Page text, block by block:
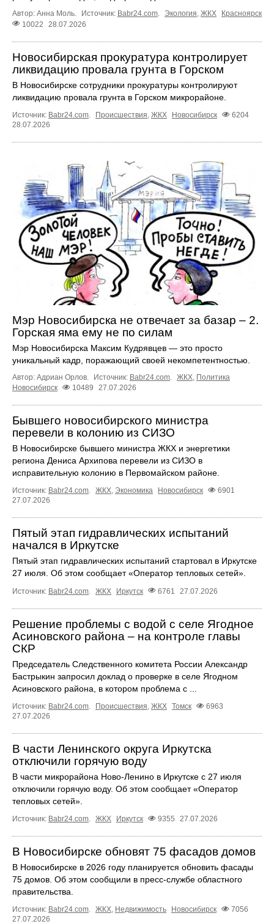
Автор: Анна Моль. Источник: Babr24.com. Экология, ЖКХ
Красноярск
10022
28.07.2026
Новосибирская прокуратура контролирует
ликвидацию провала грунта в Горском
В Новосибирске сотрудники прокуратуры контролируют
ликвидацию провала грунта в Горском микрорайоне.
Источник: Babr24.com Происшествия ЖКХ Новосибирск
6204
28.07.2026
Мэр Новосибирска не отвечает за базар – 2.
Горская яма ему не по силам
Мэр Новосибирска Максим Кудрявцев — это просто
уникальный кадр, поражающий своей некомпетентностью.
Автор: Адриан Орлов. Источник: Babr24.com. ЖКХ, Политика
Новосибирск
10489 27.07.2026
Бывшего новосибирского министра
перевели в колонию из СИЗО
В Новосибирске бывшего министра ЖКХ и энергетики
региона Дениса Архипова перевели из СИЗО в
исправительную колонию в Первомайском районе.
Источник: Babr24.com. ЖКХ, Экономика Новосибирск
6901
27.07.2026
Пятый этап гидравлических испытаний
начался в Иркутске
Пятый этап гидравлических испытаний стартовал в Иркутске
27 июля. Об этом сообщает «Оператор тепловых сетей».
Источник: Babr24.com ЖКХ Иркутск 6761 27.07.2026
Решение проблемы с водой с селе Ягодное
Асиновского района – на контроле главы
СКР
Председатель Следственного комитета России Александр
Бастрыкин запросил доклад о проверке в селе Ягодном
Асиновского района, в котором проблема с ...
Источник: Babr24.com Происшествия ЖКХ Томск
6963
27.07.2026
В части Ленинского округа Иркутска
отключили горячую воду
В части микрорайона Ново‑Ленино в Иркутске с 27 июля
отключили горячую воду. Об этом сообщает «Оператор
тепловых сетей».
Источник: Babr24.com ЖКХ Иркутск 9355 27.07.2026
В Новосибирске обновят 75 фасадов домов
В Новосибирске в 2026 году планируется обновить фасады
75 домов. Об этом сообщили в пресс-службе областного
правительства.
Источник: Babr24.com. ЖКХ, Недвижимость Новосибирск
7056
27.07.2026